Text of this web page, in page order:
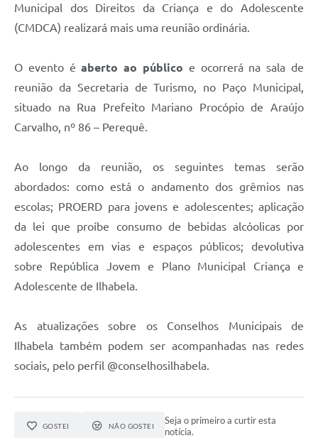
Municipal dos Direitos da Criança e do Adolescente
(CMDCA) realizará mais uma reunião ordinária.
O evento éaberto ao público e ocorrerá na sala de
reunião da Secretaria de Turismo, no Paço Municipal,
situado na Rua Prefeito Mariano Procópio de Araújo
Carvalho, nº 86 – Perequê.
Ao longo da reunião, os seguintes temas serão
abordados: como está o andamento dos grêmios nas
escolas; PROERD para jovens e adolescentes; aplicação
da lei que proíbe consumo de bebidas alcóolicas por
adolescentes em vias e espaços públicos; devolutiva
sobre República Jovem e Plano Municipal Criança e
Adolescente de Ilhabela.
As atualizações sobre os Conselhos Municipais de
Ilhabela também podem ser acompanhadas nas redes
sociais, pelo perfil @conselhosilhabela.
GOSTEI NÃO GOSTEI
Seja o primeiro a curtir esta
notícia.